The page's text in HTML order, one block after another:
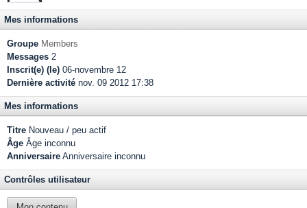
Mes informations
Groupe Members
Messages 2
Inscrit(e) (le) 06-novembre 12
Dernière activité nov. 09 2012 17:38
Mes informations
Titre Nouveau / peu actif
Âge Âge inconnu
Anniversaire Anniversaire inconnu
Contrôles utilisateur